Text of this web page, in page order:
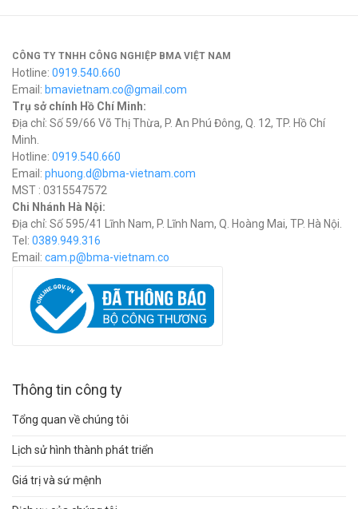
CÔNG TY TNHH CÔNG NGHIỆP BMA VIỆT NAM
Hotline: 0919.540.660
Email: bmavietnam.co@gmail.com
Trụ sở chính Hồ Chí Minh:
Địa chỉ: Số 59/66 Võ Thị Thừa, P. An Phú Đông, Q. 12, TP. Hồ Chí
Minh.
Hotline: 0919.540.660
Email: phuong.d@bma-vietnam.com
MST : 0315547572
Chi Nhánh Hà Nội:
Địa chỉ: Số 595/41 Lĩnh Nam, P. Lĩnh Nam, Q. Hoàng Mai, TP. Hà Nội.
Tel: 0389.949.316
Email: cam.p@bma-vietnam.co
Thông tin công ty
Tổng quan về chúng tôi
Lịch sử hình thành phát triển
Giá trị và sứ mệnh